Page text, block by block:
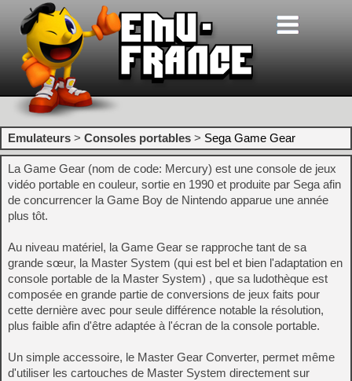
Emulateurs > Consoles portables > Sega Game Gear
La Game Gear (nom de code: Mercury) est une console de jeux
vidéo portable en couleur, sortie en 1990 et produite par Sega afin
de concurrencer la Game Boy de Nintendo apparue une année
plus tôt.
Au niveau matériel, la Game Gear se rapproche tant de sa
grande sœur, la Master System (qui est bel et bien l'adaptation en
console portable de la Master System) , que sa ludothèque est
composée en grande partie de conversions de jeux faits pour
cette dernière avec pour seule différence notable la résolution,
plus faible afin d'être adaptée à l'écran de la console portable.
Un simple accessoire, le Master Gear Converter, permet même
d'utiliser les cartouches de Master System directement sur